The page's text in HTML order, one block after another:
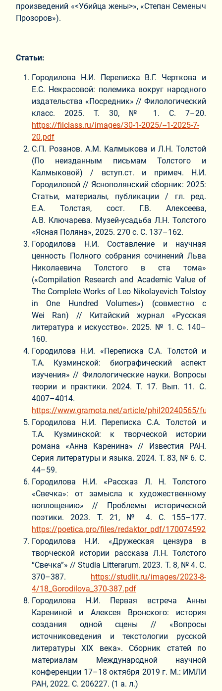
произведений «<Убийца жены>», «Степан Семеныч
Прозоров»).
Статьи:
Городилова Н.И. Переписка В.Г. Черткова и
Е.С. Некрасовой: полемика вокруг народного
издательства «Посредник» // Филологический
класс. 2025. Т. 30, № 1. С. 7–20.
https://filclass.ru/images/30-1-2025/--1-2025-7-
20.pdf
С.П. Розанов. А.М. Калмыкова и Л.Н. Толстой
(По неизданным письмам Толстого и
Калмыковой) / вступ.ст. и примеч. Н.И.
Городиловой // Яснополянский сборник: 2025:
Статьи, материалы, публикации / гл. ред.
Е.А. Толстая, сост. Г.В. Алексеева,
А.В. Ключарева. Музей-усадьба Л.Н. Толстого
«Ясная Поляна», 2025. 270 с. С. 137–162.
Городилова Н.И. Составление и научная
ценность Полного собрания сочинений Льва
Николаевича Толстого в ста тома»
(«Compilation Research and Academic Value of
The Complete Works of Leo Nikolayevich Tolstoy
in One Hundred Volumes») (совместно с
Wei Ran) // Китайский журнал «Русская
литература и искусство». 2025. № 1. С. 140–
160.
Городилова Н.И. «Переписка С.А. Толстой и
Т.А. Кузминской: биографический аспект
изучения» // Филологические науки. Вопросы
теории и практики. 2024. Т. 17. Вып. 11. С.
4007–4014.
https://www.gramota.net/article/phil20240565/
Городилова Н.И. Переписка С.А. Толстой и
Т.А. Кузминской: к творческой истории
романа «Анна Каренина» // Известия РАН.
Серия литературы и языка. 2024. Т. 83, № 6. С.
44–59.
Городилова Н.И. «Рассказ Л. Н. Толстого
«Свечка»: от замысла к художественному
воплощению» // Проблемы исторической
поэтики. 2023. Т. 21, № 4. С. 155–177.
https://poetica.pro/files/redaktor_pdf/
Городилова Н.И. «Дружеская цензура в
творческой истории рассказа Л.Н. Толстого
“Свечка”» // Studia Litterarum. 2023. Т. 8, № 4. С.
370–387. https://studlit.ru/images/2023-8-
4/18_Gorodilova_370-387.pdf
Городилова Н.И. Первая встреча Анны
Карениной и Алексея Вронского: история
создания одной сцены // «Вопросы
источниковедения и текстологии русской
литературы XIX века». Сборник статей по
материалам Международной научной
конференции 17–18 октября 2019 г. М.: ИМЛИ
РАН, 2022. С. 206227. (1 а. л.)